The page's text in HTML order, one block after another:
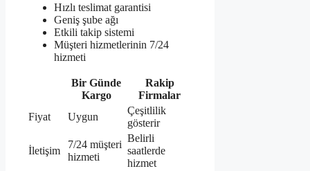
Hızlı teslimat garantisi
Geniş şube ağı
Etkili takip sistemi
Müşteri hizmetlerinin 7/24
hizmeti
Bir Günde
Kargo
Rakip
Firmalar
Fiyat
Uygun
Çeşitlilik
gösterir
İletişim
7/24 müşteri
hizmeti
Belirli
saatlerde
hizmet